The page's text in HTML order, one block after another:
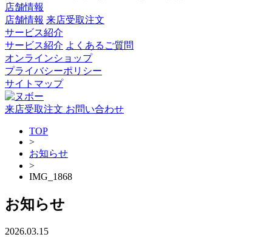
店舗情報
店舗情報 来店受取注文
サービス紹介
サービス紹介 よくあるご質問
オンラインショップ
プライバシーポリシー
サイトマップ
来店受取注文 お問い合わせ
TOP
>
お知らせ
>
IMG_1868
お知らせ
2026.03.15